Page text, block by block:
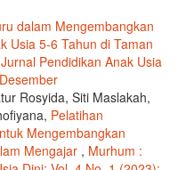
dalam Mengembangkan
Usia 5-6 Tahun di Taman
Pendidikan Anak Usia
Rosyida, Siti Maslakah,
Pelatihan
Mengembangkan
Mengajar , Murhum :